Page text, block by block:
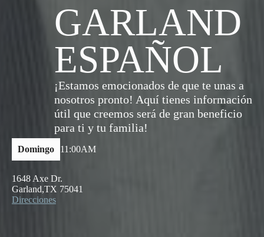
GARLAND
ESPAÑOL
¡Estamos emocionados de que te unas a
nosotros pronto! Aquí tienes información
útil que creemos será de gran beneficio
para ti y tu familia!
Domingo 11:00AM
1648 Axe Dr.
Garland,TX 75041
Direcciones